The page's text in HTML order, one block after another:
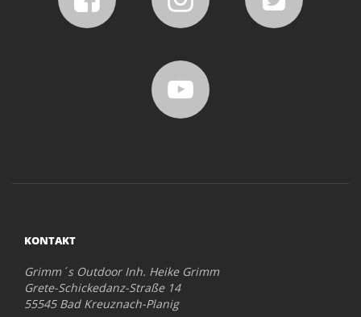
KONTAKT
Grimm´s Outdoor Inh. Heike Grimm
Grete-Schickedanz-Straße 14
55545 Bad Kreuznach-Planig